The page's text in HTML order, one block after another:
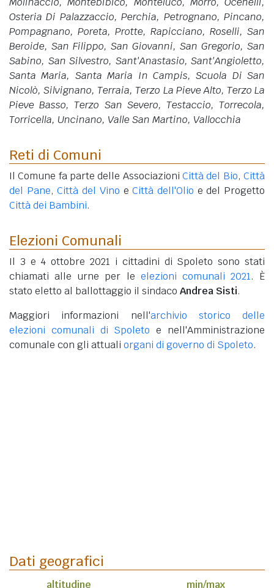
Osteria Di Palazzaccio, Perchia, Petrognano, Pincano,
Pompagnano, Poreta, Protte, Rapicciano, Roselli, San
Beroide, San Filippo, San Giovanni, San Gregorio, San
Sabino, San Silvestro, Sant'Anastasio, Sant'Angioletto,
Santa Maria, Santa Maria In Campis, Scuola Di San
Nicolò, Silvignano, Terraia, Terzo La Pieve Alto, Terzo La
Pieve Basso, Terzo San Severo, Testaccio, Torrecola,
Torricella, Uncinano, Valle San Martino, Vallocchia
Reti di Comuni
Il Comune fa parte delle Associazioni Città del Bio,Città
del Pane,Città del Vino eCittà dell'Olio e del Progetto
Città dei Bambini.
Elezioni Comunali
Il 3 e 4 ottobre 2021 i cittadini di Spoleto sono stati
chiamati alle urne per le elezioni comunali 2021. È
stato eletto al ballottaggio il sindaco Andrea Sisti.
Maggiori informazioni nell'archivio storico delle
elezioni comunali di Spoleto e nell'Amministrazione
comunale con gli attuali organi di governo di Spoleto.
Dati geografici
altitudine min/max